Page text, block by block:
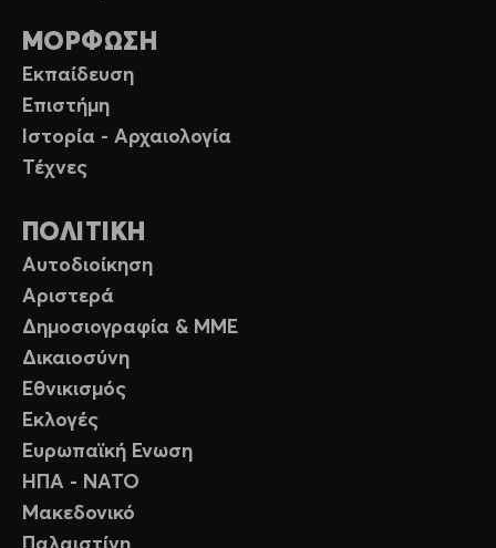
ΜΟΡΦΩΣΗ
Εκπαίδευση
Επιστήμη
Ιστορία - Αρχαιολογία
Τέχνες
ΠΟΛΙΤΙΚΗ
Αυτοδιοίκηση
Αριστερά
Δημοσιογραφία & ΜΜΕ
Δικαιοσύνη
Εθνικισμός
Εκλογές
Ευρωπαϊκή Ενωση
ΗΠΑ - ΝΑΤΟ
Μακεδονικό